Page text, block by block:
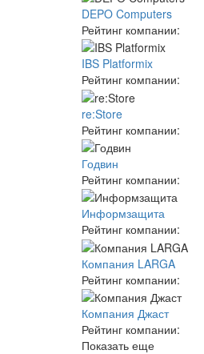
DEPO Computers
Рейтинг компании:
IBS Platformix
Рейтинг компании:
re:Store
Рейтинг компании:
Годвин
Рейтинг компании:
Информзащита
Рейтинг компании:
Компания LARGA
Рейтинг компании:
Компания Джаст
Рейтинг компании:
Показать еще